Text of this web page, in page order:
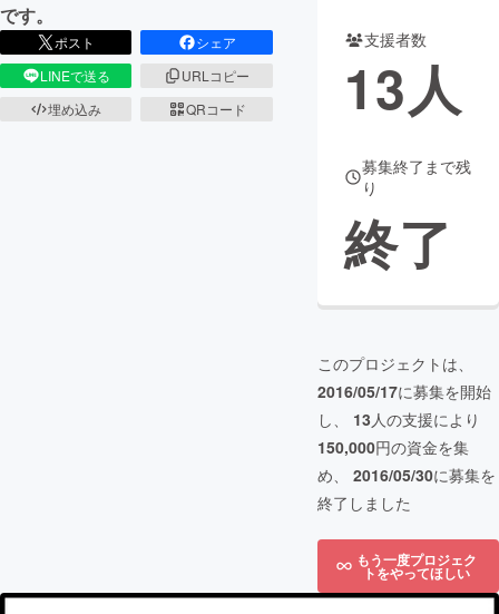
CAMPFIREふるさと納税
コミュニティ
です。
ポスト
シェア
LINEで送る
URLコピー
埋め込み
QRコード
支援者数
13人
募集終了まで残
り
終了
このプロジェクトは、
2016/05/17に募集を開始
し、 13人の支援により
150,000円の資金を集
め、 2016/05/30に募集を
終了しました
もう一度プロジェク
トをやってほしい